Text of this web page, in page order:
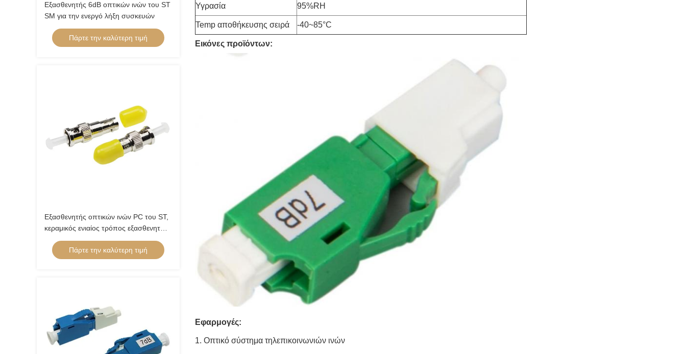
Εξασθενητής 6dB οπτικών ινών του ST
SM για την ενεργό λήξη συσκευών
Πάρτε την καλύτερη τιμή
Εξασθενητής οπτικών ινών PC του ST,
κεραμικός ενιαίος τρόπος εξασθενητών
5 DB
Πάρτε την καλύτερη τιμή
Υγρασία 95%RH
Temp αποθήκευσης σειρά -40~85°C
Εικόνες προϊόντων:
Εφαρμογές:
1. Οπτικό σύστημα τηλεπικοινωνιών ινών